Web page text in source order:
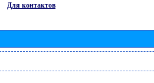
Для контактов